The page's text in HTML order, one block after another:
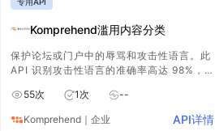
Komprehend滥用内容分类
保护论坛或门户中的辱骂和攻击性语言。此
API 识别攻击性语言的准确率高达 98%，可
55次 1 次 --
Komprehend ｜企业 API详情